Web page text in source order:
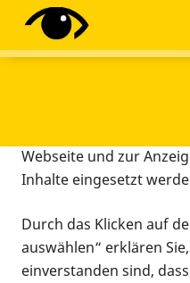
Diese Webseite setzt
Tracking-Tools ein.
Webseite und zur
Inhalte eingesetzt
Durch das Klicken auf
auswählen“ erklären
einverstanden sind, dass